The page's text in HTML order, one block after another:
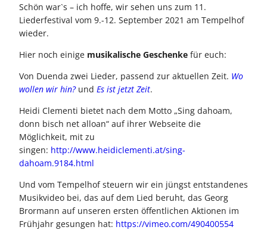
Schön war`s – ich hoffe, wir sehen uns zum 11.
Liederfestival vom 9.-12. September 2021 am Tempelhof
wieder.
Hier noch einige musikalische Geschenke für euch:
Von Duenda zwei Lieder, passend zur aktuellen Zeit. Wo
wollen wir hin?und Es ist jetzt Zeit.
Heidi Clementi bietet nach dem Motto „Sing dahoam,
donn bisch net alloan“ auf ihrer Webseite die
Möglichkeit, mit zu
singen: http://www.heidiclementi.at/sing-
dahoam.9184.html
Und vom Tempelhof steuern wir ein jüngst entstandenes
Musikvideo bei, das auf dem Lied beruht, das Georg
Brormann auf unseren ersten öffentlichen Aktionen im
Frühjahr gesungen hat: https://vimeo.com/490400554